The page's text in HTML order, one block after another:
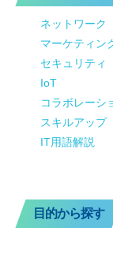
ネットワーク
マーケティン
セキュリティ
IoT
コラボレーシ
スキルアップ
IT用語解説
目的から探す